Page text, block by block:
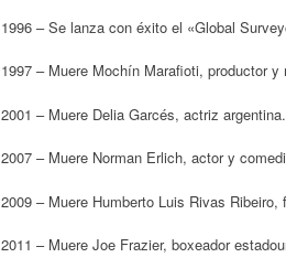
1996 – Se lanza con éxito el «Global
1997 – Muere Mochín Marafioti, productor y
2001 – Muere Delia Garcés, actriz argentina.
2007 – Muere Norman Erlich, actor y
2009 – Muere Humberto Luis Rivas Ribeiro,
2011 – Muere Joe Frazier, boxeador